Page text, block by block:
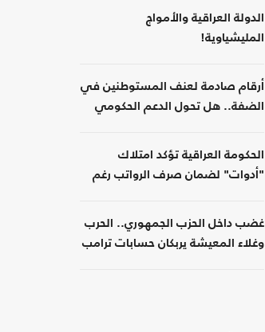
الدولة العراقية والأمواج
المليشياوية!
أرقام صادمة لعنف المستوطنين في
الضفة.. هل تحول الدعم الحكومي
الحكومة العراقية تؤكد امتلاك
"أدوات" لضمان صرف الرواتب رغم
غضب داخل الحزب الجمهوري.. الحرب
وغلاء المعيشة يربكان حسابات ترامب